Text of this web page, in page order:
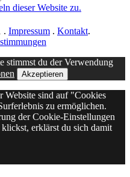
dieser Website zu.
. Impressum . Kontakt.
stimmst du der Verwendung
Akzeptieren
Website sind auf "Cookies
zu ermöglichen.
der Cookie-Einstellungen
erklärst du sich damit